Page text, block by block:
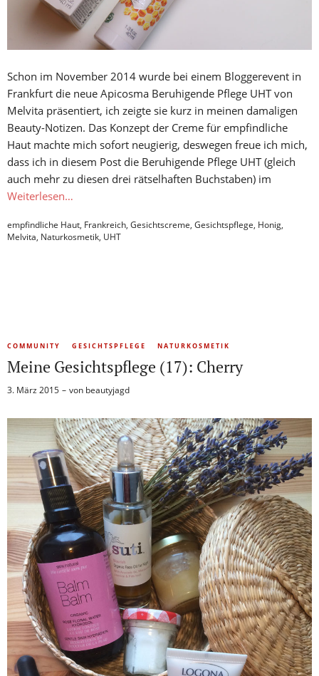
Schon im November 2014 wurde bei einem Bloggerevent in
Frankfurt die neue Apicosma Beruhigende Pflege UHT von
Melvita präsentiert, ich zeigte sie kurz in meinen damaligen
Beauty-Notizen. Das Konzept der Creme für empfindliche
Haut machte mich sofort neugierig, deswegen freue ich mich,
dass ich in diesem Post die Beruhigende Pflege UHT (gleich
auch mehr zu diesen drei rätselhaften Buchstaben) im
Weiterlesen…
empfindliche Haut, Frankreich, Gesichtscreme, Gesichtspflege, Honig,
Melvita, Naturkosmetik, UHT
COMMUNITY GESICHTSPFLEGE NATURKOSMETIK
Meine Gesichtspflege (17): Cherry
3. März 2015 von beautyjagd